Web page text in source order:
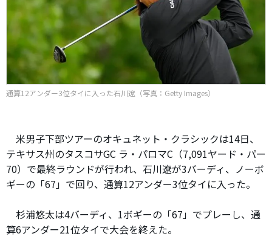
通算12アンダー3位タイに入った石川遼（写真：Getty Images）
米男子下部ツアーのオキュネット・クラシックは14日、
テキサス州のタスコサGC ラ・パロマC（7,091ヤード・パー
70）で最終ラウンドが行われ、石川遼が3バーディ、ノーボ
ギーの「67」で回り、通算12アンダー3位タイに入った。
杉浦悠太は4バーディ、1ボギーの「67」でプレーし、通
算6アンダー21位タイで大会を終えた。